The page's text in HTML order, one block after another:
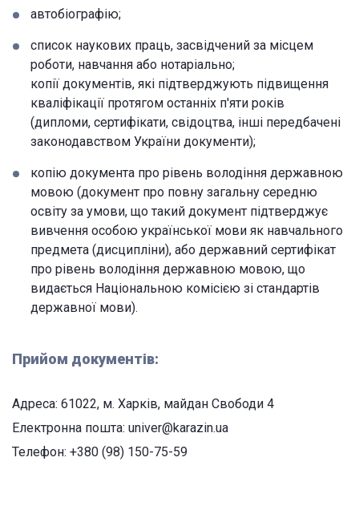
автобіографію;
список наукових праць, засвідчений за місцем
роботи, навчання або нотаріально;
копії документів, які підтверджують підвищення
кваліфікації протягом останніх п'яти років
(дипломи, сертифікати, свідоцтва, інші передбачені
законодавством України документи);
копію документа про рівень володіння державною
мовою (документ про повну загальну середню
освіту за умови, що такий документ підтверджує
вивчення особою української мови як навчального
предмета (дисципліни), або державний сертифікат
про рівень володіння державною мовою, що
видається Національною комісією зі стандартів
державної мови).
Прийом документів:
Адреса: 61022, м. Харків, майдан Свободи 4
Електронна пошта: univer@karazin.ua
Телефон: +380 (98) 150-75-59